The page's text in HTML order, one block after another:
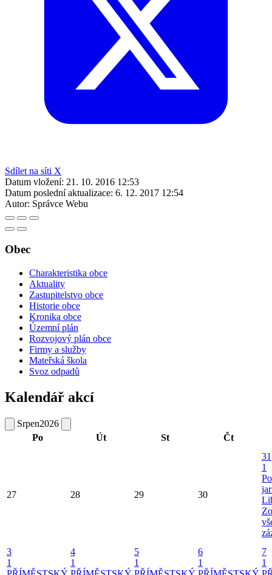
Sdílet na síti X
Datum vložení: 21. 10. 2016 12:53
Datum poslední aktualizace: 6. 12. 2017 12:54
Autor: Správce Webu
Obec
Charakteristika obce
Aktuality
Zastupitelstvo obce
Historie obce
Kronika obce
Územní plán
Rozvojový plán obce
Firmy a služby
Mateřská škola
Svoz odpadů
Kalendář akcí
Srpen2026
Po
Út St Čt
27 28 29 30
31
1
3
1
4
1
5
1
6
1
7
1